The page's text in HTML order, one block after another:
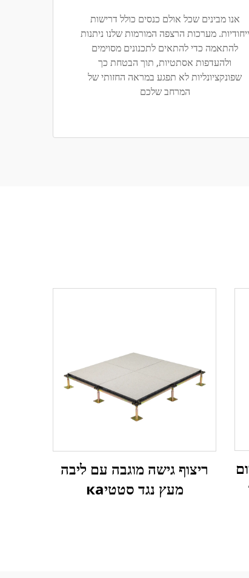
אנו מבינים שכל אולם כנסים כולל דרישות
ייחודיות. מערכות הרצפה המורמות שלנו ניתנות
להתאמה כדי להתאים לתכנונים מסוימים
ולהעדפות אסתטיות, תוך הבטחת כך
שפונקציונליות לא תפגע במראה החזותי של
המרחב שלכם
ריצוף גישה מוגבה עם ליבה
מעץ נגד סטטיка